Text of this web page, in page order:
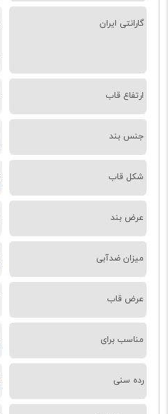
گارانتی ایران
ارتفاع قاب
جنس بند
شکل قاب
عرض بند
میزان ضدآبی
عرض قاب
مناسب برای
رده سنی